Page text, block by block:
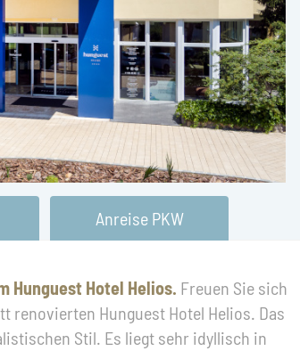
Anreise PKW
Hunguest Hotel Helios. Freuen Sie sich
renovierten Hunguest Hotel Helios. Das
Stil. Es liegt sehr idyllisch in